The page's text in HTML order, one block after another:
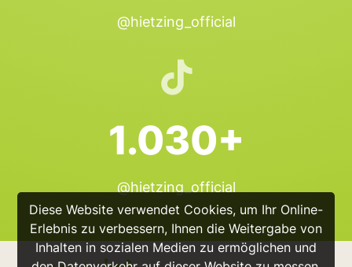
Diese Website verwendet Cookies, um Ihr Online-
Erlebnis zu verbessern, Ihnen die Weitergabe von
Inhalten in sozialen Medien zu ermöglichen und
@hietzing_official
1.030+
@hietzing_official